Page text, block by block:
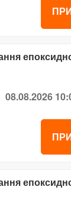
08.08.2026